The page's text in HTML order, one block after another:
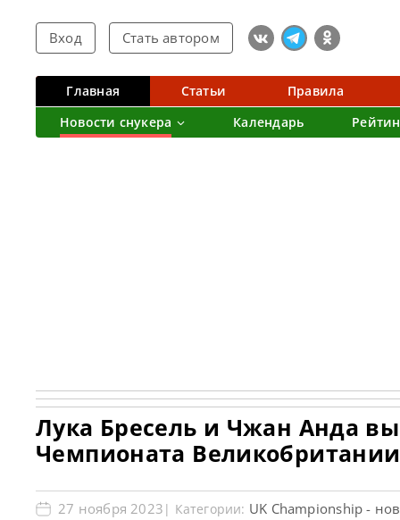
Вход Стать автором
Главная Статьи
Правила
Новости снукера
Календарь
Лука Бресель и Чжан Анда
Чемпионата Великобритании
27 ноября 2023 | Категории: UK Championship -